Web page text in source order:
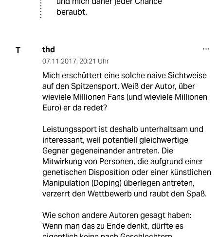
beraubt.
T thd
07.11.2017, 20:21 Uhr
Mich erschüttert eine solche naive Sichtweise
auf den Spitzensport. Weiß der Autor, über
wieviele Millionen Fans (und wieviele Millionen
Euro) er da redet?
Leistungssport ist deshalb unterhaltsam und
interessant, weil potentiell gleichwertige
Gegner gegeneinander antreten. Die
Mitwirkung von Personen, die aufgrund einer
genetischen Disposition oder einer künstlichen
Manipulation (Doping) überlegen antreten,
verzerrt den Wettbewerb und raubt den Spaß.
Wie schon andere Autoren gesagt haben:
Wenn man das zu Ende denkt, dürfte es